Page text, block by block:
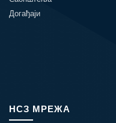
Догађаји
НСЗ МРЕЖА